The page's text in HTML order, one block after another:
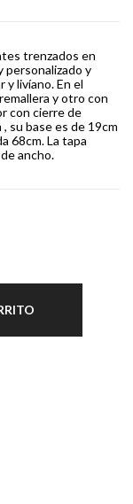
trenzados en
personalizado y
y livíano. En el
y otro con
con cierre de
su base es de 19cm
68cm. La tapa
ancho.